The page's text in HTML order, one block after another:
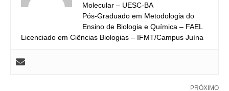
Molecular – UESC-BA
Pós-Graduado em Metodologia do
Ensino de Biologia e Química – FAEL
Licenciado em Ciências Biologias – IFMT/Campus Juína
PRÓXIMO